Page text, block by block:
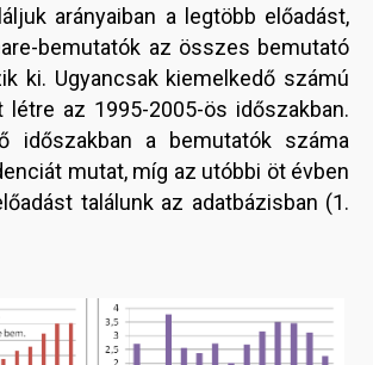
arányaiban a legtöbb előadást,
bemutatók az összes bemutató
ki. Ugyancsak kiemelkedő számú
az 1995-2005-ös időszakban.
időszakban a bemutatók száma
mutat, míg az utóbbi öt évben
találunk az adatbázisban (1.